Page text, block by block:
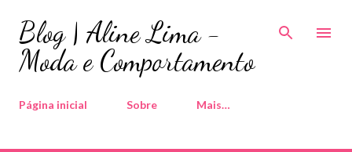
Pular para o conteúdo principal
Blog | Aline Lima -
Moda e Comportamento
Página inicial Sobre Mais…